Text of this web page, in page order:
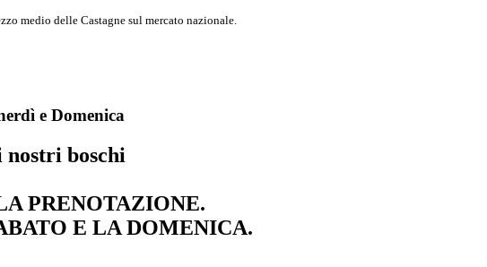
medio delle Castagne sul mercato nazionale.
e Domenica
nostri boschi
PRENOTAZIONE.
E LA DOMENICA.